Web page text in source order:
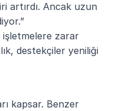
artırdı. Ancak uzun
zarar
destekçiler yeniliği
kapsar. Benzer